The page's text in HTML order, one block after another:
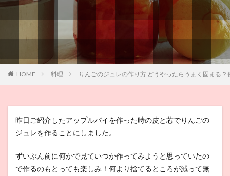
HOME 料理 りんごのジュレの作り方 どうやったらうまく固まる
昨日ご紹介したアップルパイを作った時の皮と芯でりんごの
ジュレを作ることにしました。
ずいぶん前に何かで見ていつか作ってみようと思っていたの
で作るのもとっても楽しみ！何より捨てるところが減って無